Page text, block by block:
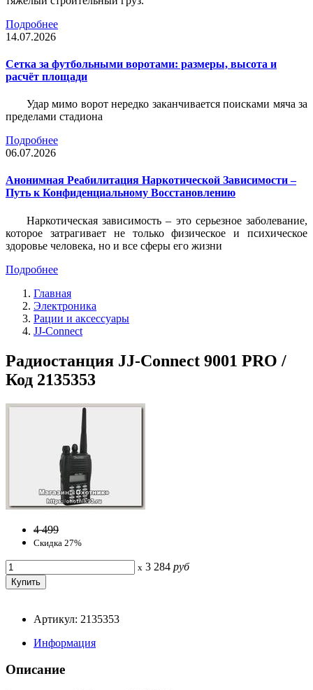
Подробнее
14.07.2026
Сетка за футбольными воротами: размеры, высота и
расчёт площади
Удар мимо ворот нередко заканчивается поисками мяча за
пределами стадиона
Подробнее
06.07.2026
Анонимная Реабилитация Наркотической Зависимости –
Путь к Конфиденциальному Восстановлению
Наркотическая зависимость – это серьезное заболевание,
которое затрагивает не только физическое и психическое
здоровье человека, но и все сферы его жизни
Подробнее
Главная
Электроника
Рации и аксессуары
JJ-Connect
Радиостанция JJ-Connect 9001 PRO /
Код 2135353
4 499
Скидка 27%
x 3 284 руб
Артикул: 2135353
Информация
Описание